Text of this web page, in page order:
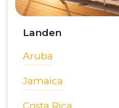
Landen
Aruba
Jamaica